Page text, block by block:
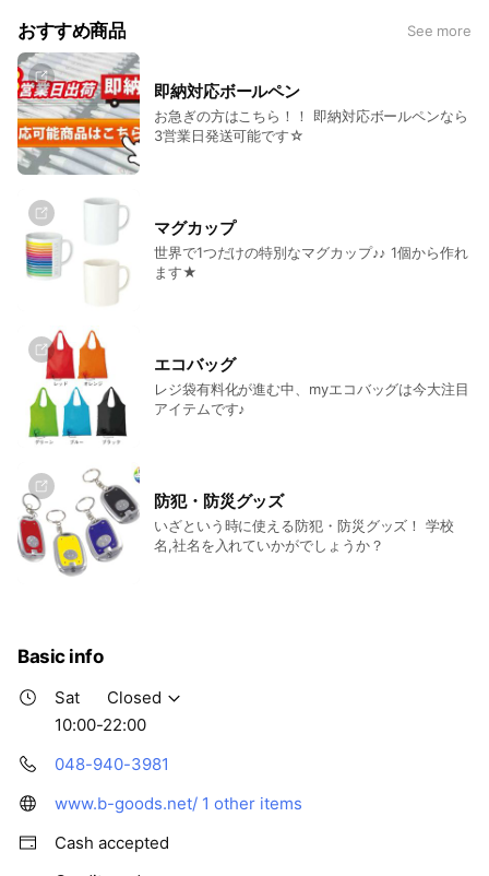
おすすめ商品 See more
即納対応ボールペン
お急ぎの方はこちら！！ 即納対応ボールペンなら
3営業日発送可能です☆
マグカップ
世界で1つだけの特別なマグカップ♪♪ 1個から作れ
ます★
エコバッグ
レジ袋有料化が進む中、myエコバッグは今大注目
アイテムです♪
防犯・防災グッズ
いざという時に使える防犯・防災グッズ！ 学校
名,社名を入れていかがでしょうか？
Basic info
Sat
Closed
10:00-22:00
048-940-3981
www.b-goods.net/ 1 other items
Cash accepted